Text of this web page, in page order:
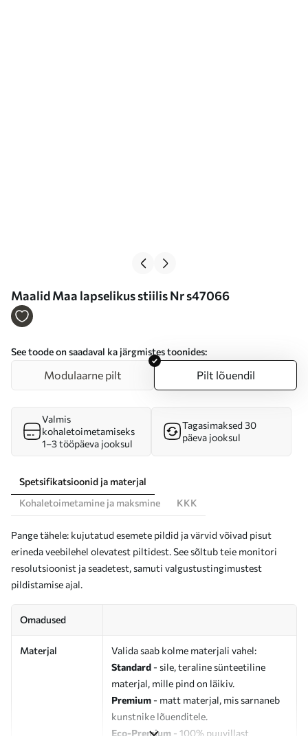
Maalid Maa lapselikus stiilis Nr s47066
See toode on saadaval ka järgmistes toonides:
Modulaarne pilt Pilt lõuendil
Valmis
kohaletoimetamiseks
1–3 tööpäeva jooksul
Tagasimaksed 30
päeva jooksul
Spetsifikatsioonid ja materjal
Kohaletoimetamine ja maksmine
KKK
Pange tähele: kujutatud esemete pildid ja värvid võivad pisut
erineda veebilehel olevatest piltidest. See sõltub teie monitori
resolutsioonist ja seadetest, samuti valgustustingimustest
pildistamise ajal.
Omadused
Materjal
Valida saab kolme materjali vahel:
Standard - sile, teraline sünteetiline
materjal, mille pind on läikiv.
Premium - matt materjal, mis sarnaneb
kunstnike lõuenditele.
Eco-Premium - 100% puuvillast